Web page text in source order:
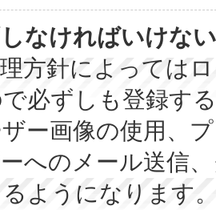
なければいけな
方針によっては
必ずしも登録す
ー画像の使用、
へのメール送信
ようになります